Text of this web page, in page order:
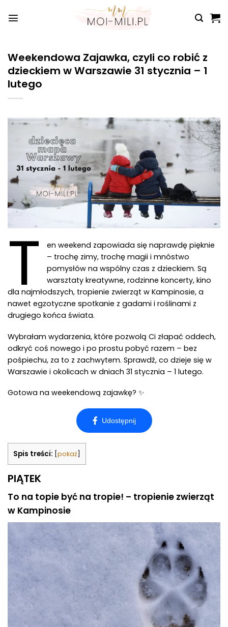
do
Weekendowa Zajawka, czyli co robić z
dzieckiem w Warszawie 31 stycznia – 1
lutego
T
en weekend zapowiada się naprawdę pięknie
– trochę zimy, trochę magii i mnóstwo
pomysłów na wspólny czas z dzieckiem. Są
warsztaty kreatywne, rodzinne koncerty, kino
dla najmłodszych, tropienie zwierząt w Kampinosie, a
nawet egzotyczne spotkanie z gadami i roślinami z
drugiego końca świata.
Wybrałam wydarzenia, które pozwolą Ci złapać oddech,
odkryć coś nowego i po prostu pobyć razem – bez
pośpiechu, za to z zachwytem. Sprawdź, co dzieje się w
Warszawie i okolicach w dniach 31 stycznia – 1 lutego.
Gotowa na weekendową zajawkę? ✨
Spis treści: pokaż
PIĄTEK
To na topie być na tropie! – tropienie zwierząt
w Kampinosie